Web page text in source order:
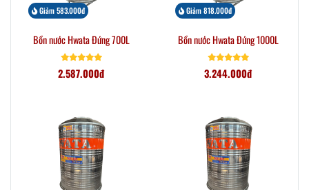
Giảm 583.000đ
Bồn nước Hwata Đứng 700L
2.587.000đ
Giảm 818.000đ
Bồn nước Hwata Đứng 1000L
3.244.000đ